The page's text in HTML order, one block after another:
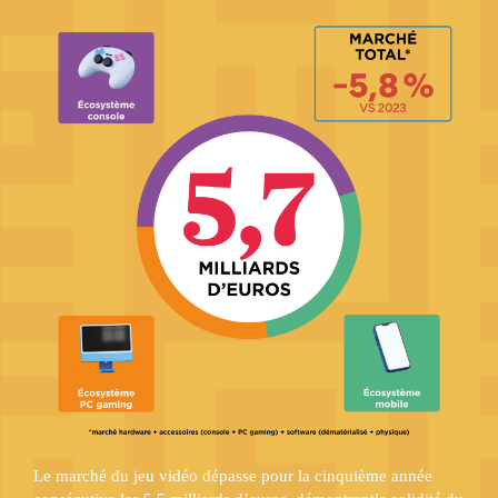
Le marché du jeu vidéo dépasse pour la cinquième année